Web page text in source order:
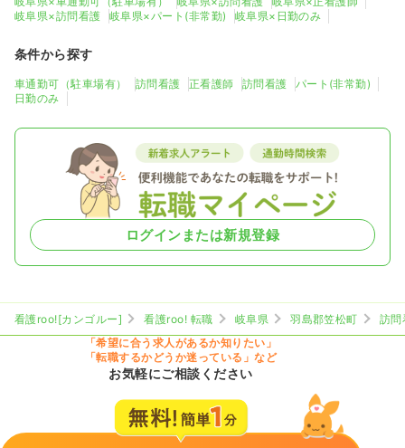
岐阜県×訪問看護
岐阜県×パート(非常勤) 岐阜県×日勤のみ
条件から探す
車通勤可（駐車場有） 訪問看護 正看護師 訪問看護
パート(非常勤)
日勤のみ
ログインまたは新規登録
看護roo![カンゴルー] 看護roo! 転職 岐阜県 羽島郡笠松町
訪問
「希望に合う求人があるか知りたい」
「転職するかどうか迷っている」など
お気軽にご相談ください